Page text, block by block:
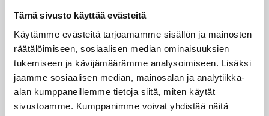
Tämä sivusto käyttää evästeitä
Käytämme evästeitä tarjoamamme sisällön ja mainosten
räätälöimiseen, sosiaalisen median ominaisuuksien
tukemiseen ja kävijämäärämme analysoimiseen. Lisäksi
jaamme sosiaalisen median, mainosalan ja analytiikka-
alan kumppaneillemme tietoja siitä, miten käytät
sivustoamme. Kumppanimme voivat yhdistää näitä